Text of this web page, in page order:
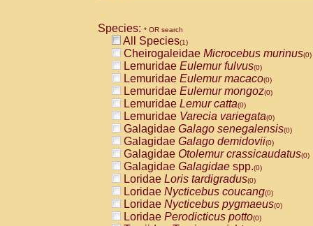
CebidaeCebus capucinus
CebidaeCebus nigrivittatus
CebidaeCebus spp.(0)
CebidaeSaimiri boliviensis(0)
CebidaeSaimiri sciureus(0)
AtelidaeAlouatta caraya(0)
AtelidaeAlouatta fusca(0)
AtelidaeAlouatta seniculus(0)
AtelidaeAlouattaspp.(0)
AtelidaeAteles belzebuth(0)
AtelidaeAteles geoffroyi(0)
AtelidaeAteles paniscus(0)
AtelidaeAtelesspp.(0)
AtelidaeLagothrix lagothricha(0)
AtelidaeLagothrix lagothricha cana
PitheciidaeCacajao calvus
Species: * OR search
All Species(1)
Cheirogaleidae Microcebus murinus(0)
Lemuridae Eulemur fulvus(0)
Lemuridae Eulemur macaco(0)
Lemuridae Eulemur mongoz(0)
Lemuridae Lemur catta(0)
Lemuridae Varecia variegata(0)
Galagidae Galago senegalensis(0)
Galagidae Galago demidovii(0)
Galagidae Otolemur crassicaudatus(0)
Galagidae Galagidae spp.(0)
Loridae Loris tardigradus(0)
Loridae Nycticebus coucang(0)
Loridae Nycticebus pygmaeus(0)
Loridae Perodicticus potto(0)